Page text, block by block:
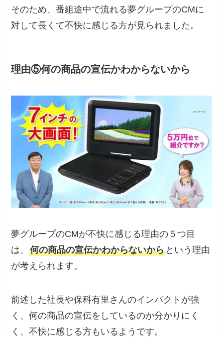
そのため、番組途中で流れる夢グループのCMに
対して長くて不快に感じる方が見られました。
理由⑤何の商品の宣伝かわからないから
夢グループのCMが不快に感じる理由の５つ目
は、何の商品の宣伝かわからないから という理由
が考えられます。
前述した社長や保科有里さんのインパクトが強
く、何の商品の宣伝をしているのか分かりにく
く、不快に感じる方もいるようです。